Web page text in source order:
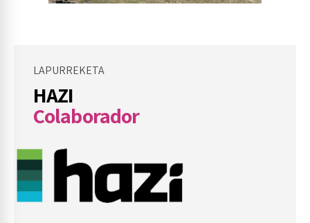
LAPURREKETA
HAZI
Colaborador